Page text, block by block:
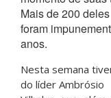
Mais de 200 deles
foram
anos.
Nesta semana
do líder Ambrósio